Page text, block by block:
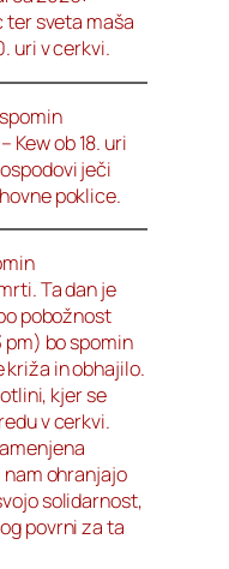
ter sveta maša
uri v cerkvi.
Kew ob 18. uri
ječi
poklice.
Ta dan je
pobožnost
pm) bo spomin
križa in obhajilo.
kjer se
v cerkvi.
ohranjajo
solidarnost,
povrni za ta